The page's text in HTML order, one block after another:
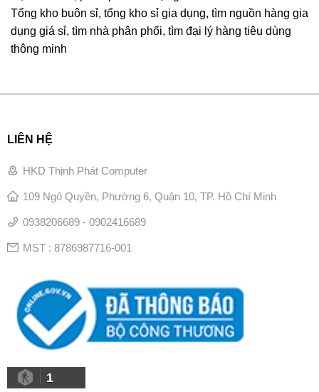
Tổng kho buôn sỉ, tổng kho sỉ gia dụng, tìm nguồn hàng gia
dụng giá sỉ, tìm nhà phân phối, tìm đại lý hàng tiêu dùng
thông minh
LIÊN HỆ
HKD Thịnh Phát Computer
109 Ngô Quyền, Phường 6, Quận 10, TP. Hồ Chí Minh
0938206689 - 0902416689
MST : 8786987716-001
1